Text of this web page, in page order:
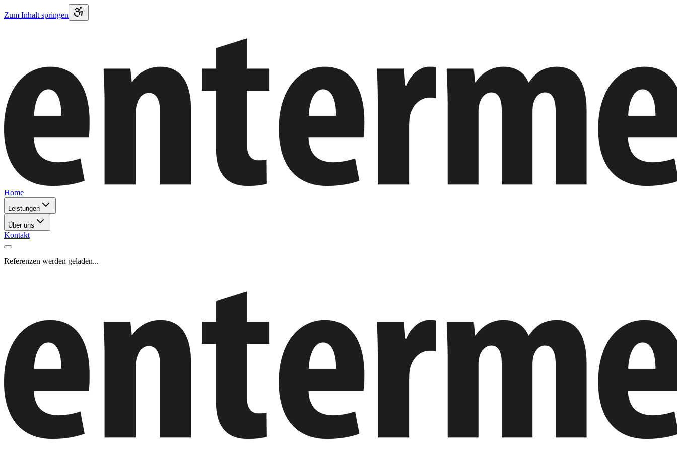
Zum Inhalt springen
Home
Leistungen
Über uns
Kontakt
Referenzen werden geladen...